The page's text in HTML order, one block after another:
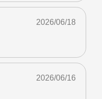
2026/06/18
2026/06/16